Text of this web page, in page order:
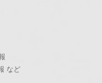
など